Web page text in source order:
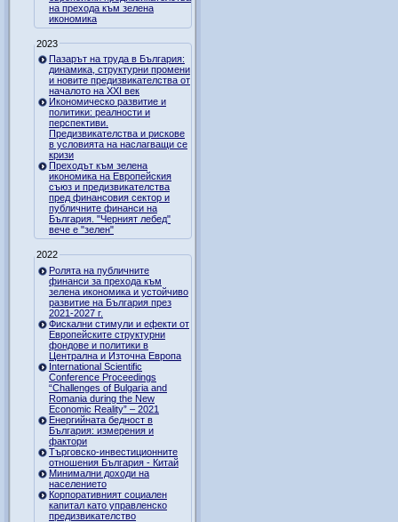
на прехода към зелена
икономика
2023
Пазарът на труда в България:
динамика, структурни промени
и новите предизвикателства от
началото на XXI век
Икономическо развитие и
политики: реалности и
перспективи.
Предизвикателства и рискове
в условията на наслагващи се
кризи
Преходът към зелена
икономика на Европейския
съюз и предизвикателства
пред финансовия сектор и
публичните финанси на
България. "Черният лебед"
вече е "зелен"
2022
Ролята на публичните
финанси за прехода към
зелена икономика и устойчиво
развитие на България през
2021-2027 г.
Фискални стимули и ефекти от
Европейските структурни
фондове и политики в
Централна и Източна Европа
International Scientific
Conference Proceedings
“Challenges of Bulgaria and
Romania during the New
Economic Reality” – 2021
Енергийната бедност в
България: измерения и
фактори
Търговско-инвестиционните
отношения България - Китай
Минимални доходи на
населението
Корпоративният социален
капитал като управленско
предизвикателство